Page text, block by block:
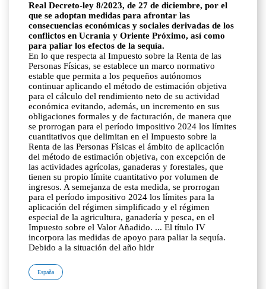
Real Decreto-ley 8/2023, de 27 de diciembre, por el
que se adoptan medidas para afrontar las
consecuencias económicas y sociales derivadas de los
conflictos en Ucrania y Oriente Próximo, así como
para paliar los efectos de la sequía.
En lo que respecta al Impuesto sobre la Renta de las
Personas Físicas, se establece un marco normativo
estable que permita a los pequeños autónomos
continuar aplicando el método de estimación objetiva
para el cálculo del rendimiento neto de su actividad
económica evitando, además, un incremento en sus
obligaciones formales y de facturación, de manera que
se prorrogan para el período impositivo 2024 los límites
cuantitativos que delimitan en el Impuesto sobre la
Renta de las Personas Físicas el ámbito de aplicación
del método de estimación objetiva, con excepción de
las actividades agrícolas, ganaderas y forestales, que
tienen su propio límite cuantitativo por volumen de
ingresos. A semejanza de esta medida, se prorrogan
para el período impositivo 2024 los límites para la
aplicación del régimen simplificado y el régimen
especial de la agricultura, ganadería y pesca, en el
Impuesto sobre el Valor Añadido. ... El título IV
incorpora las medidas de apoyo para paliar la sequía.
Debido a la situación del año hidr
España